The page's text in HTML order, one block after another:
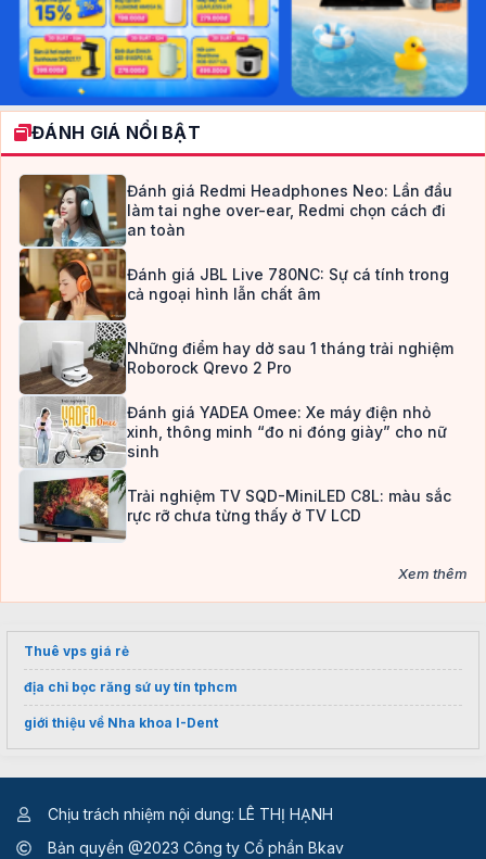
ĐÁNH GIÁ NỔI BẬT
Đánh giá Redmi Headphones Neo: Lần đầu
làm tai nghe over-ear, Redmi chọn cách đi
an toàn
Đánh giá JBL Live 780NC: Sự cá tính trong
cả ngoại hình lẫn chất âm
Những điểm hay dở sau 1 tháng trải nghiệm
Roborock Qrevo 2 Pro
Đánh giá YADEA Omee: Xe máy điện nhỏ
xinh, thông minh “đo ni đóng giày” cho nữ
sinh
Trải nghiệm TV SQD-MiniLED C8L: màu sắc
rực rỡ chưa từng thấy ở TV LCD
Xem thêm
Thuê vps giá rẻ
địa chỉ bọc răng sứ uy tín tphcm
giới thiệu về Nha khoa I-Dent
Chịu trách nhiệm nội dung: LÊ THỊ HẠNH
Bản quyền @2023 Công ty Cổ phần Bkav